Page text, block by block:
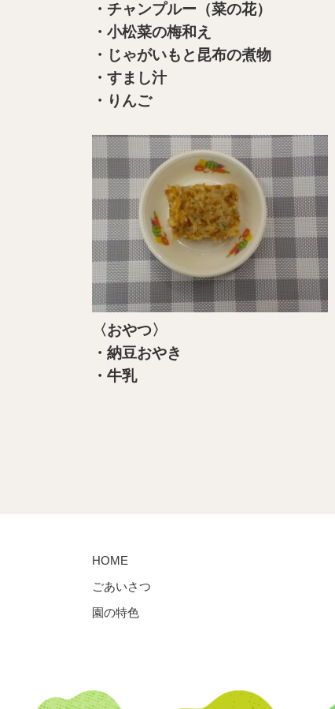
・チャンプルー（菜の花）
・小松菜の梅和え
・じゃがいもと昆布の煮物
・すまし汁
・りんご
〈おやつ〉
・納豆おやき
・牛乳
HOME
ごあいさつ
園の特色